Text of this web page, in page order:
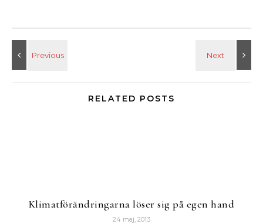
RELATED POSTS
Klimatförändringarna löser sig på egen hand
24 maj, 2013